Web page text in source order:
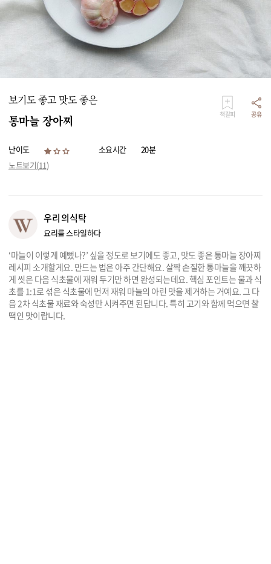
키친
리빙
가전
보기도 좋고 맛도 좋은
통마늘 장아찌 책갈피 공유
난이도 소요시간
20분
노트보기(11)
우리의식탁
요리를 스타일하다
‘마늘이 이렇게 예뻤나?’ 싶을 정도로 보기에도 좋고, 맛도 좋은 통마늘 장아찌
레시피 소개할게요. 만드는 법은 아주 간단해요. 살짝 손질한 통마늘을 깨끗하
게 씻은 다음 식초물에 재워 두기만 하면 완성되는데요. 핵심 포인트는 물과 식
초를 1:1로 섞은 식초물에 먼저 재워 마늘의 아린 맛을 제거하는 거예요. 그 다
음 2차 식초물 재료와 숙성만 시켜주면 된답니다. 특히 고기와 함께 먹으면 찰
떡인 맛이랍니다.